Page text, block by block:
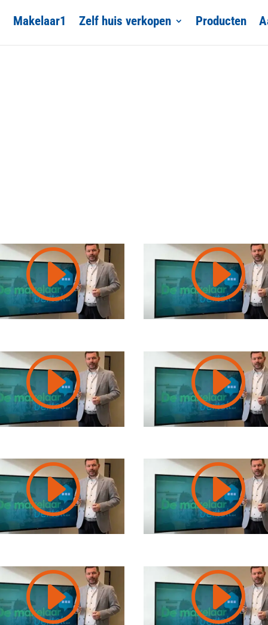
Makelaar1 Zelf huis verkopen Producten
I
I
I
I
I
I
I
I